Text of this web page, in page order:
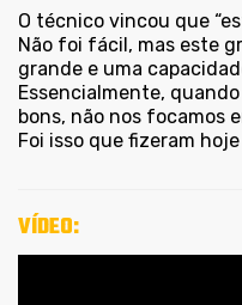
O técnico vincou que
Não foi fácil, mas este
grande e uma
Essencialmente,
bons, não nos focamos
Foi isso que fizeram
VÍDEO: